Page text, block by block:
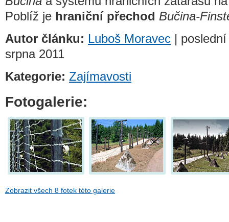
Poblíž je hraniční přechod Bučina-
Autor článku: Luboš Moravec |
srpna 2011
Kategorie: Zajímavosti
Fotogalerie:
Zobrazit všech 8 fotek této galerie